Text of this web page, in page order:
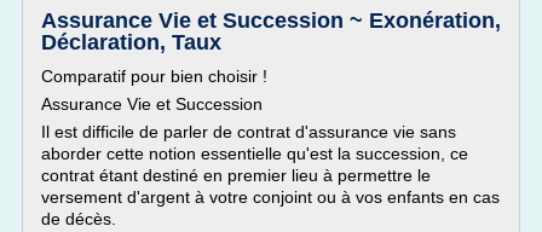
Assurance Vie et Succession ~ Exonération,
Déclaration, Taux
Comparatif pour bien choisir !
Assurance Vie et Succession
Il est difficile de parler de contrat d'assurance vie sans
aborder cette notion essentielle qu'est la succession, ce
contrat étant destiné en premier lieu à permettre le
versement d'argent à votre conjoint ou à vos enfants en cas
de décès.